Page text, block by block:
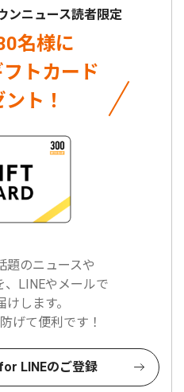
ンニュース読者限定
名様に
トカード
ト！
題のニュースや
、LINEやメールで
します。
げて便利です！
LINEのご登録